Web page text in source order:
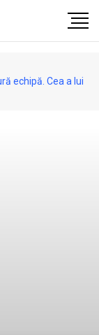
echipă. Cea a lui